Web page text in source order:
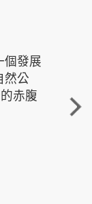
個發展
然公
赤腹
重
走進